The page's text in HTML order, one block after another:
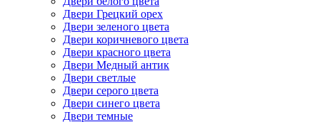
Двери Грецкий орех
Двери зеленого цвета
Двери коричневого цвета
Двери красного цвета
Двери Медный антик
Двери светлые
Двери серого цвета
Двери синего цвета
Двери темные